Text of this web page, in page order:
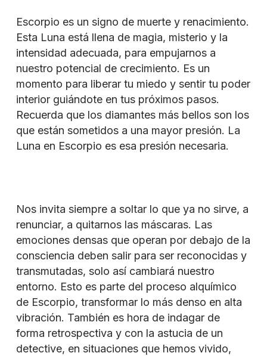
Escorpio es un signo de muerte y renacimiento.
Esta Luna está llena de magia, misterio y la
intensidad adecuada, para empujarnos a
nuestro potencial de crecimiento. Es un
momento para liberar tu miedo y sentir tu poder
interior guiándote en tus próximos pasos.
Recuerda que los diamantes más bellos son los
que están sometidos a una mayor presión. La
Luna en Escorpio es esa presión necesaria.
Nos invita siempre a soltar lo que ya no sirve, a
renunciar, a quitarnos las máscaras. Las
emociones densas que operan por debajo de la
consciencia deben salir para ser reconocidas y
transmutadas, solo así cambiará nuestro
entorno. Esto es parte del proceso alquímico
de Escorpio, transformar lo más denso en alta
vibración. También es hora de indagar de
forma retrospectiva y con la astucia de un
detective, en situaciones que hemos vivido,